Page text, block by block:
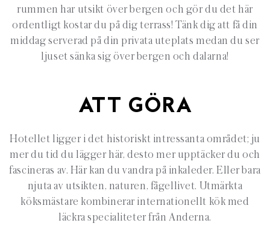
rummen har utsikt över bergen och gör du det här
ordentligt kostar du på dig terrass! Tänk dig att få din
middag serverad på din privata uteplats medan du ser
ljuset sänka sig över bergen och dalarna!
ATT GÖRA
Hotellet ligger i det historiskt intressanta området; ju
mer du tid du lägger här, desto mer upptäcker du och
fascineras av. Här kan du vandra på inkaleder. Eller bara
njuta av utsikten, naturen, fågellivet. Utmärkta
köksmästare kombinerar internationellt kök med
läckra specialiteter från Anderna.